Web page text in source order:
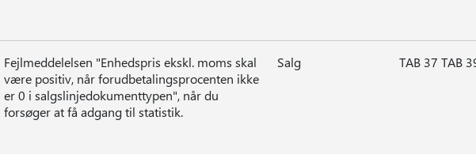
Fejlmeddelelsen "Enhedspris ekskl. moms skal
være positiv, når forudbetalingsprocenten ikke
er 0 i salgslinjedokumenttypen", når du
forsøger at få adgang til statistik.
Salg TAB 37 TAB